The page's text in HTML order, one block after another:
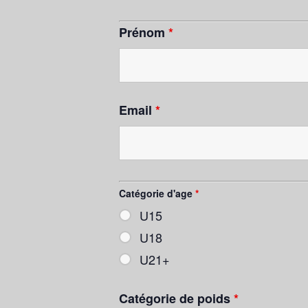
Prénom *
Email *
Catégorie d'age *
U15
U18
U21+
Catégorie de poids*